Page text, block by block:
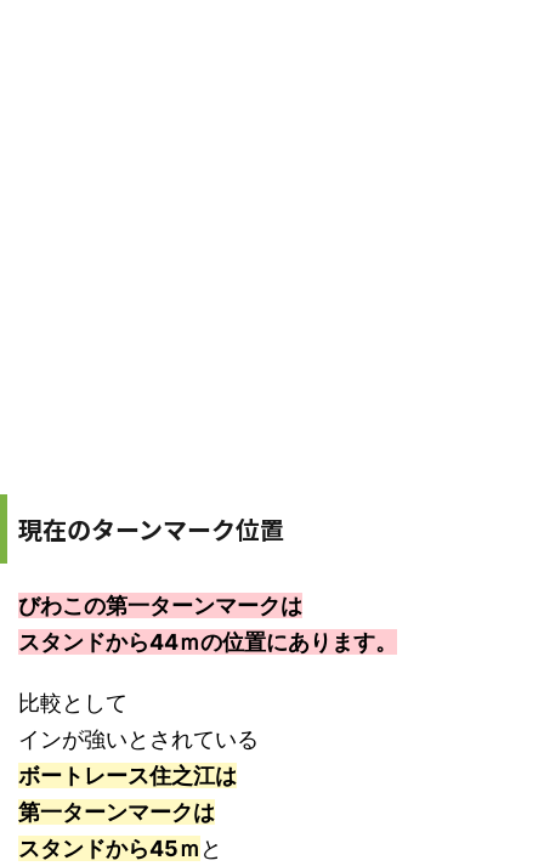
現在のターンマーク位置
びわこの第一ターンマークは
スタンドから44ｍの位置にあります。
比較として
インが強いとされている
ボートレース住之江は
第一ターンマークは
スタンドから45ｍ と